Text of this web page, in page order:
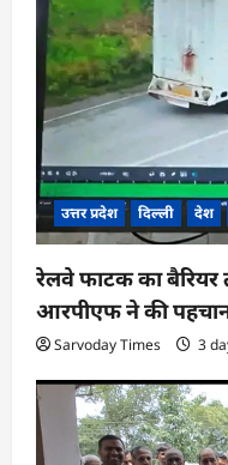
उत्तर प्रदेश दिल्ली देश
रेलवे फाटक का बैरियर
आरपीएफ ने की
Sarvoday Times 3